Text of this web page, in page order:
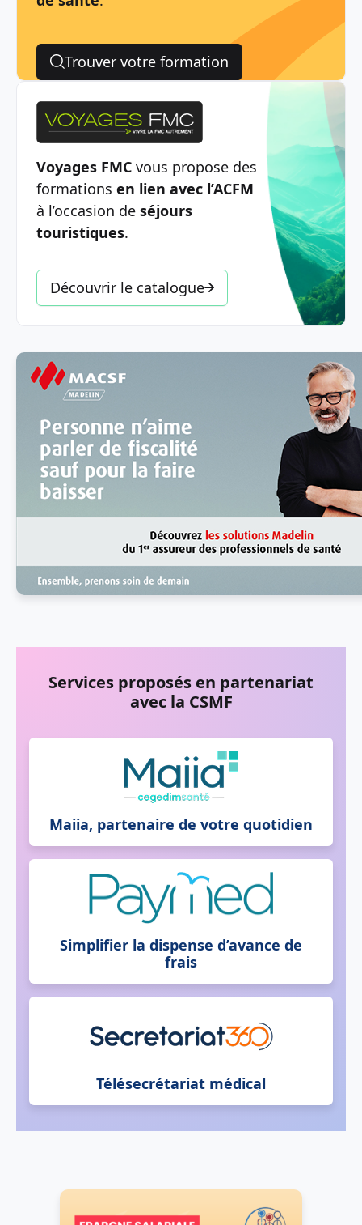
Trouver votre formation
Voyages FMC vous propose des
formations en lien avec l’ACFM
à l’occasion de séjours
touristiques.
Découvrir le catalogue
Services proposés en partenariat
avec la CSMF
Maiia, partenaire de votre quotidien
Simplifier la dispense d’avance de
frais
Télésecrétariat médical